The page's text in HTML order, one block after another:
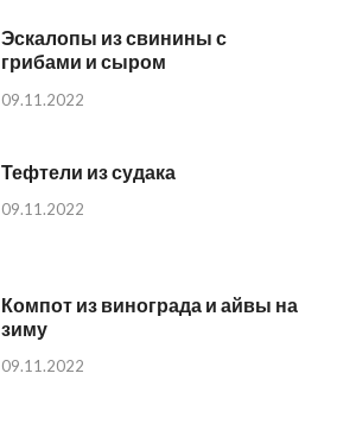
Эскалопы из свинины с
грибами и сыром
09.11.2022
Тефтели из судака
09.11.2022
Компот из винограда и айвы на
зиму
09.11.2022